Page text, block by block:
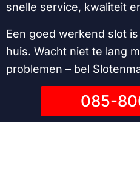
snelle service, kwaliteit
Een goed werkend slot
huis. Wacht niet te lang
problemen – bel
085-